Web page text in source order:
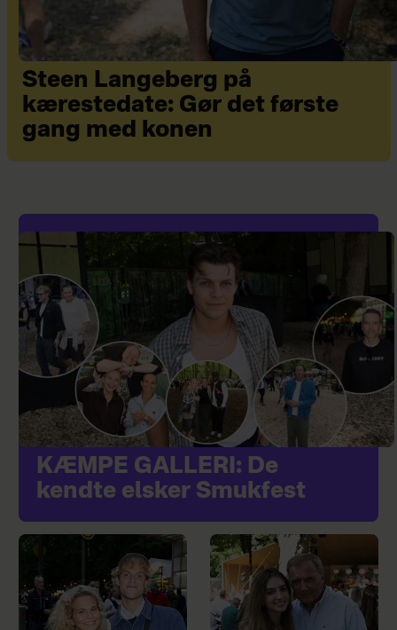
Steen Langeberg på
kærestedate: Gør det første
gang med konen
KÆMPE GALLERI: De
kendte elsker Smukfest